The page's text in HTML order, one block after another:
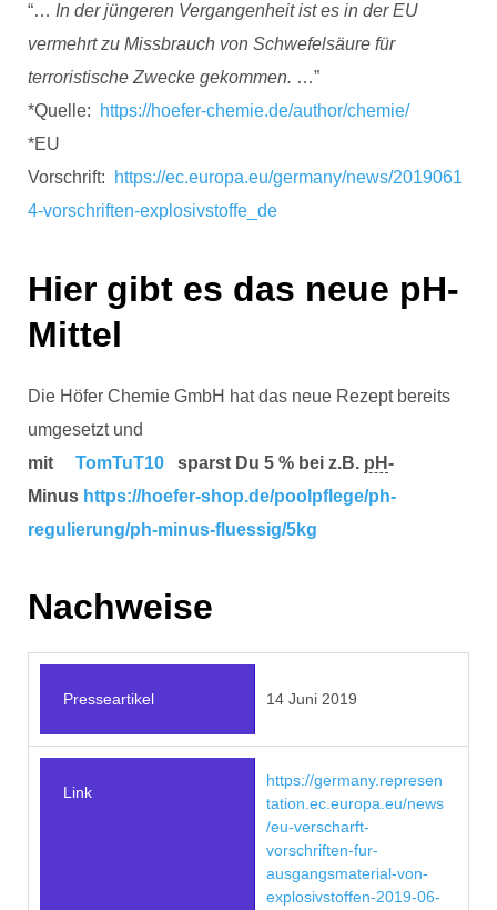
“… In der jüngeren Vergangenheit ist es in der EU
vermehrt zu Missbrauch von Schwefelsäure für
terroristische Zwecke gekommen. …”
*Quelle:
https://hoefer-chemie.de/author/chemie/
*EU
Vorschrift:
https://ec.europa.eu/germany/news/2019061
4-vorschriften-explosivstoffe_de
Hier gibt es das neue pH-
Mittel
Die Höfer Chemie GmbH hat das neue Rezept bereits
umgesetzt und
mit TomTuT10 sparst Du 5 % bei z.B. pH-
Minus https://hoefer-shop.de/poolpflege/ph-
regulierung/ph-minus-fluessig/5kg
Nachweise
Presseartikel 14 Juni 2019
Link
https://germany.represen
tation.ec.europa.eu/news
/eu-verscharft-
vorschriften-fur-
ausgangsmaterial-von-
explosivstoffen-2019-06-